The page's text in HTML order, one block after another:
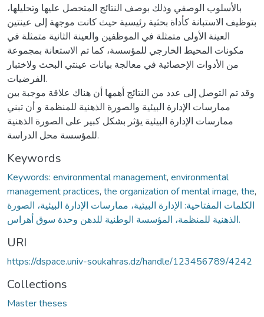
بالأسلوب الوصفي وذلك بوصف النتائج المتحصل عليها وتحليلها،
بتوظيف الاستبانة كأداة بحثية رئيسية حيث كانت موجهة إلى عينتين
العينة الأولى متمثلة في الموظفين والعينة الثانية متمثلة في
مكونات المحيط الخارجي للمؤسسة، كما تم الاستعانة بمجموعة
من الأدوات الإحصائية في معالجة بيانات عينتي البحث ولاختبار
الفرضيات.
وقد تم التوصل إلى عدد من النتائج أهمها أن هناك علاقة موجبة بين
ممارسات الإدارة البيئية والصورة الذهنية للمنظمة و أن تبني
ممارسات الإدارة البيئية يؤثر بشكل كبير على الصورة الذهنية
للمؤسسة محل الدراسة.
Keywords
Keywords: environmental management, environmental
management practices, the organization of mental image, the,
الكلمات المفتاحية: الإدارة البيئية، ممارسات الإدارة البيئية، الصورة
الذهنية للمنظمة، المؤسسة الوطنية للدهن وحدة سوق أهراس.
URI
https://dspace.univ-soukahras.dz/handle/123456789/4242
Collections
Master theses